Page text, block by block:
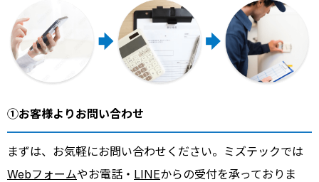
①お客様よりお問い合わせ
まずは、お気軽にお問い合わせください。ミズテックでは
Webフォームやお電話・ LINEからの受付を承っておりま